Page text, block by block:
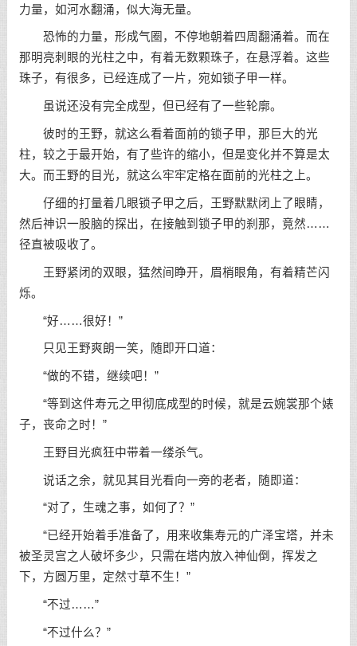
力量，如河水翻涌，似大海无量。
恐怖的力量，形成气圈，不停地朝着四周翻涌着。而在
那明亮刺眼的光柱之中，有着无数颗珠子，在悬浮着。这些
珠子，有很多，已经连成了一片，宛如锁子甲一样。
虽说还没有完全成型，但已经有了一些轮廓。
彼时的王野，就这么看着面前的锁子甲，那巨大的光
柱，较之于最开始，有了些许的缩小，但是变化并不算是太
大。而王野的目光，就这么牢牢定格在面前的光柱之上。
仔细的打量着几眼锁子甲之后，王野默默闭上了眼睛，
然后神识一股脑的探出，在接触到锁子甲的刹那，竟然……
径直被吸收了。
王野紧闭的双眼，猛然间睁开，眉梢眼角，有着精芒闪
烁。
“好……很好！”
只见王野爽朗一笑，随即开口道：
“做的不错，继续吧！”
“等到这件寿元之甲彻底成型的时候，就是云婉裳那个婊
子，丧命之时！”
王野目光疯狂中带着一缕杀气。
说话之余，就见其目光看向一旁的老者，随即道：
“对了，生魂之事，如何了？”
“已经开始着手准备了，用来收集寿元的广泽宝塔，并未
被圣灵宫之人破坏多少，只需在塔内放入神仙倒，挥发之
下，方圆万里，定然寸草不生！”
“不过……”
“不过什么？”